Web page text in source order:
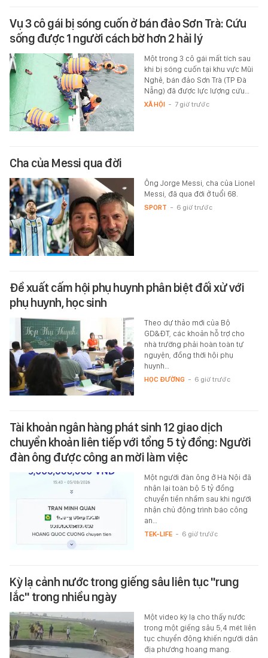
Vụ 3 cô gái bị sóng cuốn ở bán đảo Sơn Trà: Cứu
sống được 1 người cách bờ hơn 2 hải lý
Một trong 3 cô gái mất tích sau
khi bị sóng cuốn tại khu vực Mũi
Nghê, bán đảo Sơn Trà (TP Đà
Nẵng) đã được lực lượng cứu…
XÃ HỘI - 7 giờ trước
Cha của Messi qua đời
Ông Jorge Messi, cha của Lionel
Messi, đã qua đời ở tuổi 68.
SPORT - 6 giờ trước
Đề xuất cấm hội phụ huynh phân biệt đối xử với
phụ huynh, học sinh
Theo dự thảo mới của Bộ
GD&ĐT, các khoản hỗ trợ cho
nhà trường phải hoàn toàn tự
nguyện, đồng thời hội phụ
huynh…
HỌC ĐƯỜNG - 6 giờ trước
Tài khoản ngân hàng phát sinh 12 giao dịch
chuyển khoản liên tiếp với tổng 5 tỷ đồng: Người
đàn ông được công an mời làm việc
Một người đàn ông ở Hà Nội đã
nhận lại toàn bộ 5 tỷ đồng
chuyển tiền nhầm sau khi người
nhận chủ động trình báo công
an…
TEK-LIFE - 6 giờ trước
Kỳ lạ cảnh nước trong giếng sâu liên tục "rung
lắc" trong nhiều ngày
Một video kỳ lạ cho thấy nước
trong một giếng sâu 5,4 mét liên
tục chuyển động khiến người dân
địa phương hoang mang.